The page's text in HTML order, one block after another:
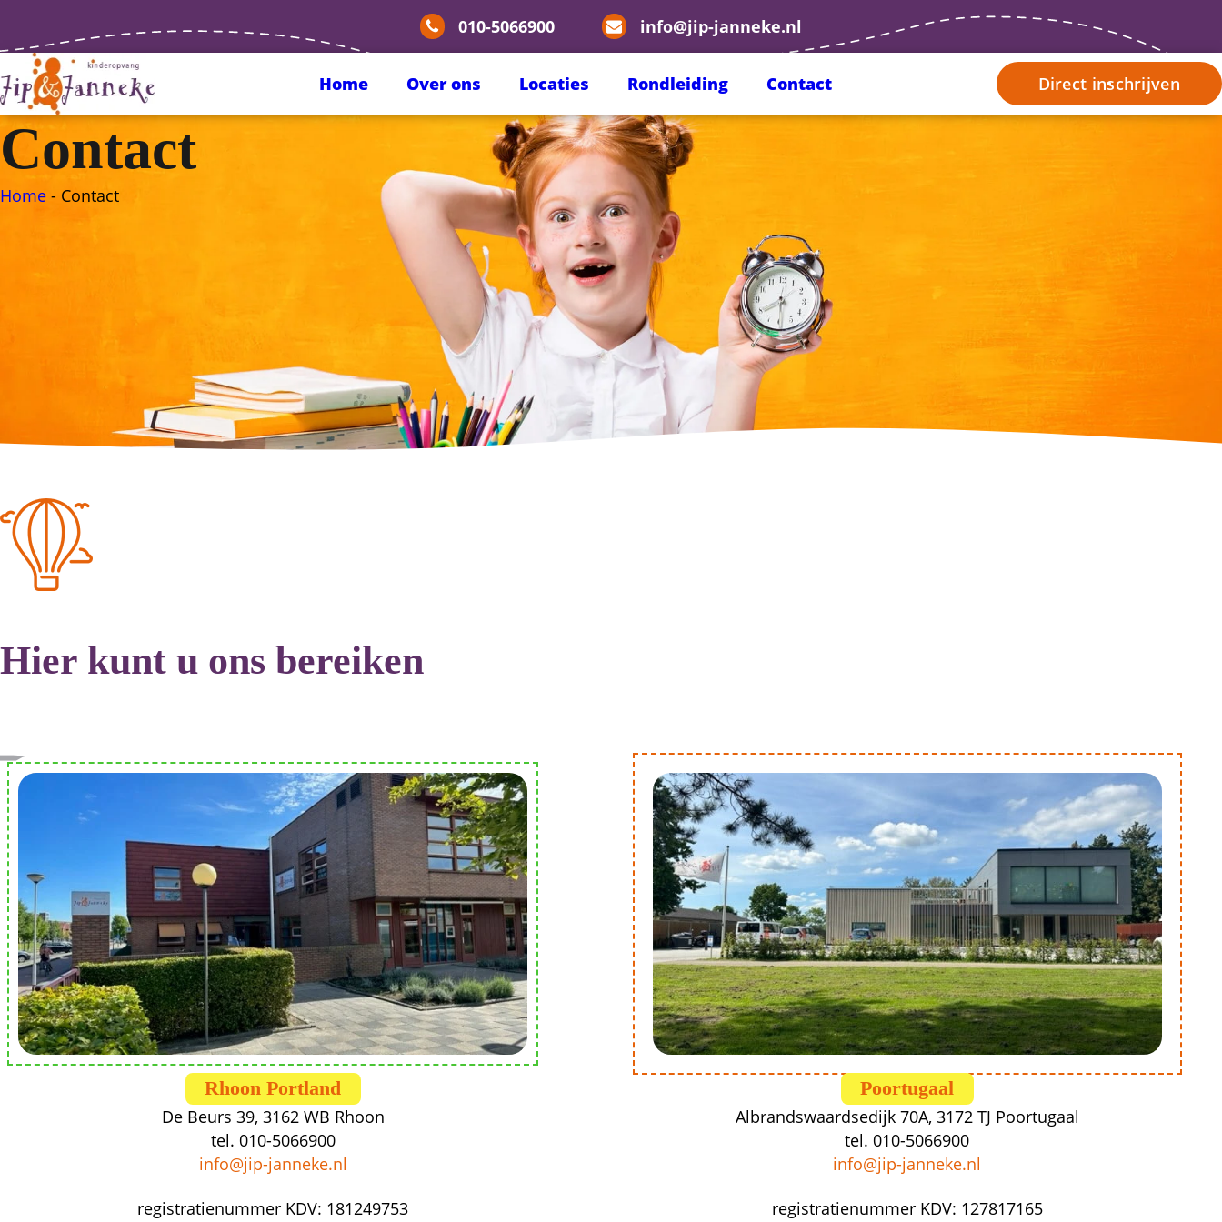
010-5066900 info@jip-janneke.nl
Home Over ons Locaties Rondleiding Contact Direct inschrijven
Contact
Home - Contact
Hier kunt u ons bereiken
Rhoon Portland
De Beurs 39, 3162 WB Rhoon
tel. 010-5066900
info@jip-janneke.nl
registratienummer KDV: 181249753
Locatie
Poortugaal
Albrandswaardsedijk 70A, 3172 TJ Poortugaal
tel. 010-5066900
info@jip-janneke.nl
registratienummer KDV: 127817165
LocatiePoortugaal